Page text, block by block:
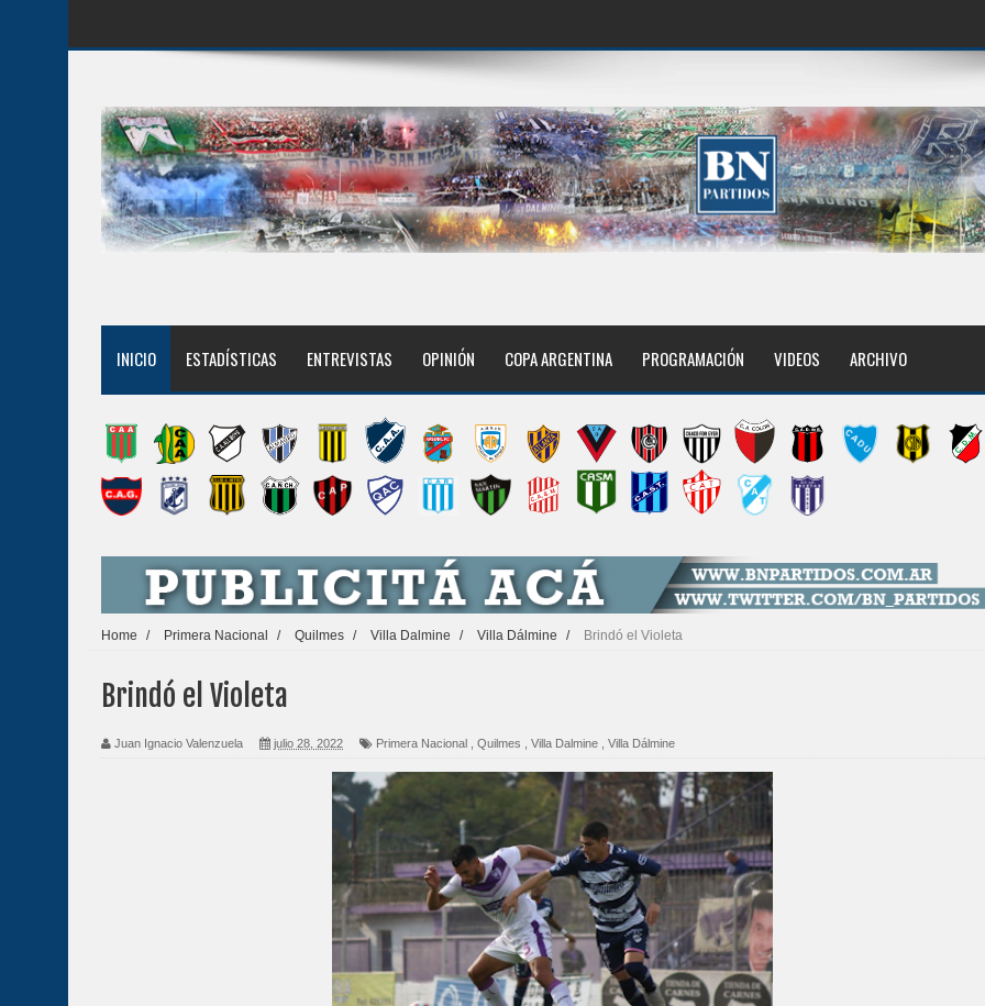
INICIO ESTADÍSTICAS ENTREVISTAS OPINIÓN COPA ARGENTINA PROGRAMACIÓN VIDEOS ARCHIVO
Home / Primera Nacional / Quilmes / Villa Dalmine / Villa Dálmine / Brindó el Violeta
Brindó el Violeta
Juan Ignacio Valenzuela julio 28, 2022 Primera Nacional Quilmes Villa Dalmine Villa Dálmine